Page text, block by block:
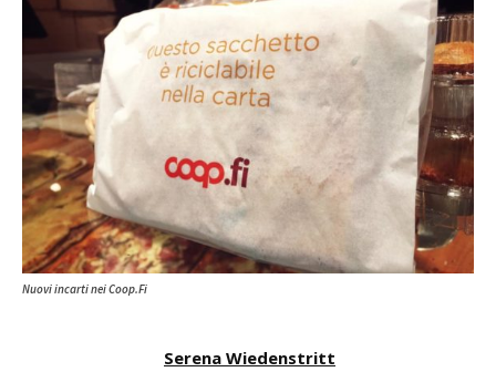
Nuovi incarti nei Coop.Fi
Serena Wiedenstritt